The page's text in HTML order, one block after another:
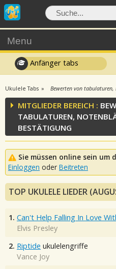
Menu
Anfänger tabs
Ukulele Tabs Bewerten von
MITGLIEDER BEREICH :
TABULATUREN,
BESTÄTIGUNG
Sie müssen online sein um
Einloggen oder Beitreten
TOP UKULELE LIEDER
1. Can't Help Falling In Love
Elvis Presley
2. Riptide ukulelengriffe
Vance Joy